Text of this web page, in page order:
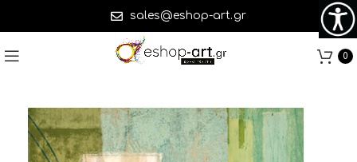
sales@eshop-art.gr
0